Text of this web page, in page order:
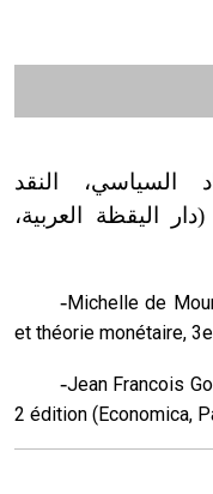
السياسي، النقد
اليقظة العربية،
-Michelle de
et théorie monétaire,
-Jean Francois
2 édition (Economica,